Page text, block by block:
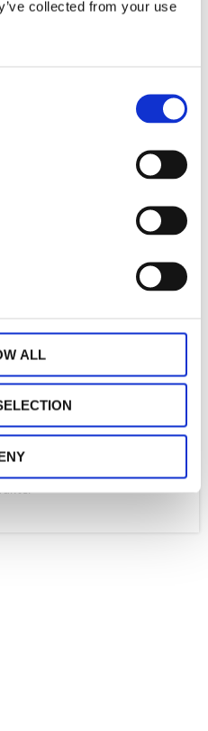
collected from your use
ALL
2st plädar kvar